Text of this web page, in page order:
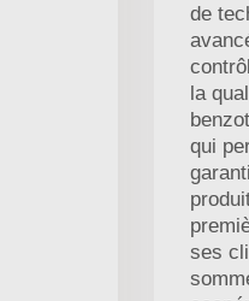
de
la
qui
ses